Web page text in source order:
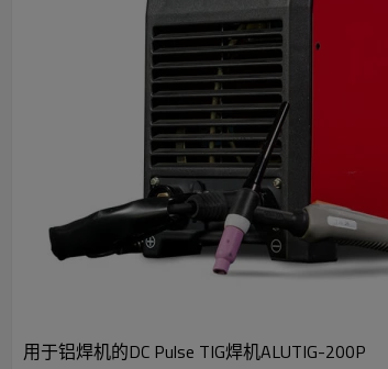
用于铝焊机的DC Pulse TIG焊机ALUTIG-200P